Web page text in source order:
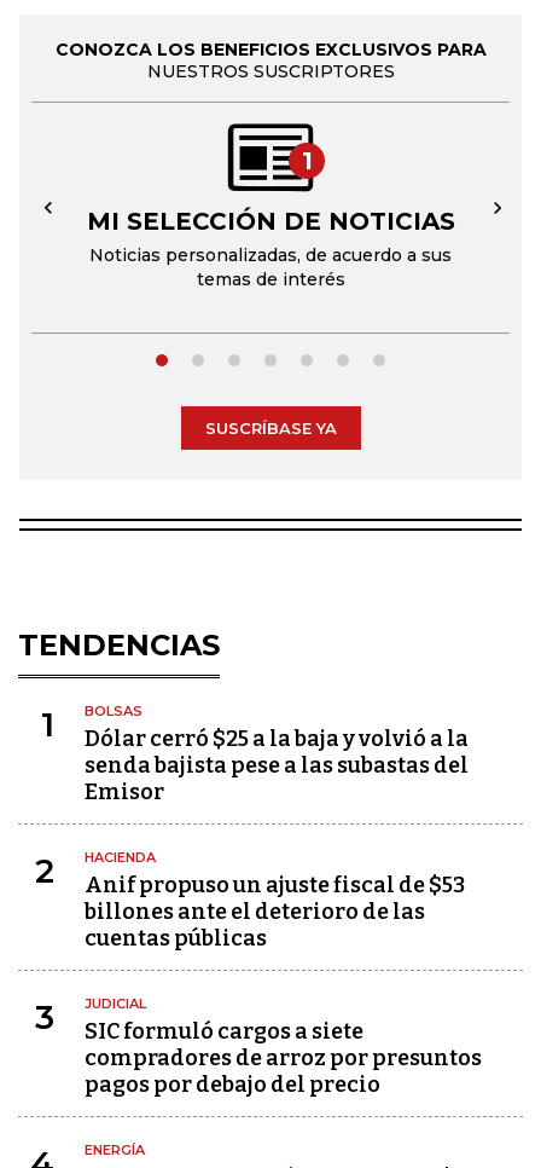
CONOZCA LOS BENEFICIOS EXCLUSIVOS PARA
NUESTROS SUSCRIPTORES
1
MI SELECCIÓN DE NOTICIAS
Noticias personalizadas, de acuerdo a sus
temas de interés
← →
SUSCRÍBASE YA
TENDENCIAS
1 BOLSAS
Dólar cerró $25 a la baja y volvió a la
senda bajista pese a las subastas del
Emisor
2 HACIENDA
Anif propuso un ajuste fiscal de $53
billones ante el deterioro de las
cuentas públicas
3 JUDICIAL
SIC formuló cargos a siete
compradores de arroz por presuntos
pagos por debajo del precio
ENERGÍA